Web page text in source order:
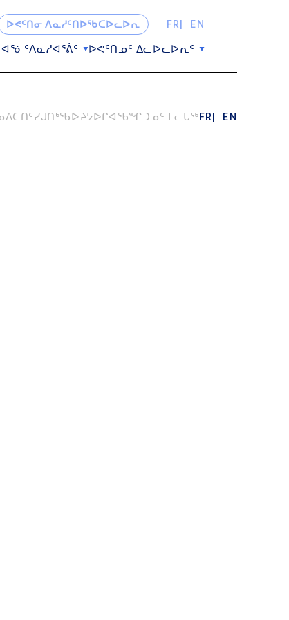
ᐅᕙᑦᑎᓂ ᐱᓇᓱᑦᑎᐅᖃᑕᐅᓚᐅᕆ FR EN
ᐱᓇᓱᐊᕐᕖᑦ ᐅᕙᑦᑎᓄᑦ ᐃᓚᐅᓚᐅᕆᑦ
ᖃᐅᔨᔭᐅᒋᐊᖃᖏᑐᓄᑦ ᒪᓕᒐᖅFR EN